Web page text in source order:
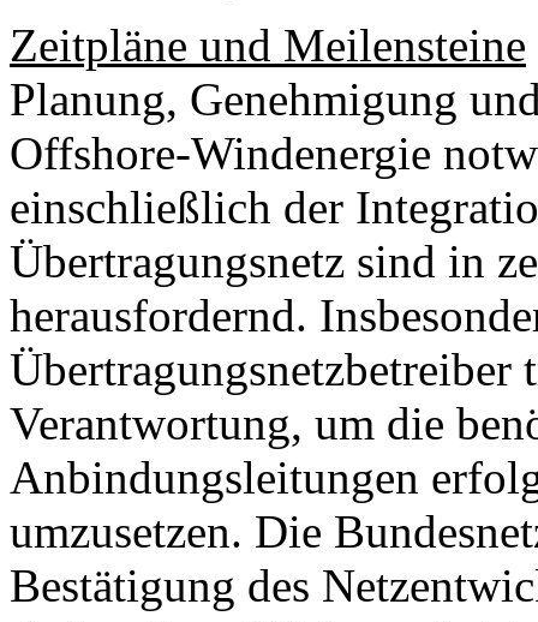
Zeitpläne und Meilensteine
Planung, Genehmigung
Offshore-Windenergie
einschließlich der
Übertragungsnetz sind in
herausfordernd.
Übertragungsnetzbetreiber
Verantwortung, um die
Anbindungsleitungen
umzusetzen. Die
Bestätigung des